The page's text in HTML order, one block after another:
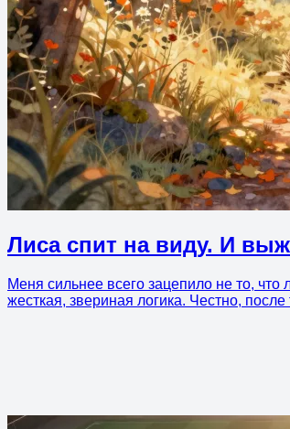
Лиса спит на виду. И
Меня сильнее всего зацепило не то, что
жесткая, звериная логика. Честно,